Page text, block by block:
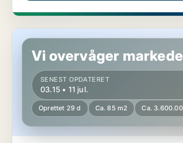
Lejlighed i Kastrup
Vi overvåger
SENEST OPDATERET
03.15 • 11 jul.
Oprettet 29 d Ca. 85 m2 Ca.